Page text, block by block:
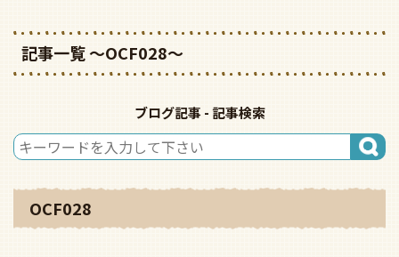
記事一覧 〜OCF028〜
ブログ記事 - 記事検索
OCF028